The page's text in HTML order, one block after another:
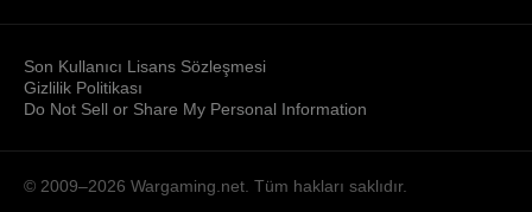
Son Kullanıcı Lisans Sözleşmesi
Gizlilik Politikası
Do Not Sell or Share My Personal Information
© 2009–2026 Wargaming.net. Tüm hakları saklıdır.